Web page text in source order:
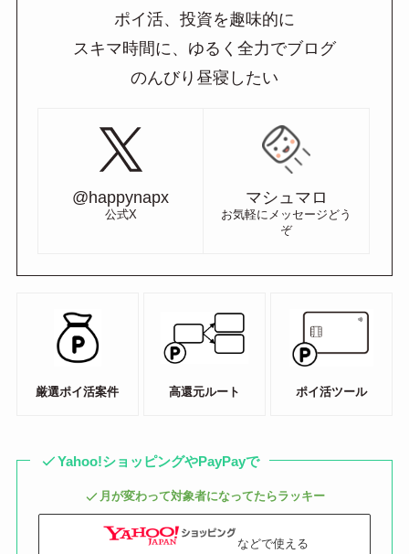
ポイ活、投資を趣味的に
スキマ時間に、ゆるく全力でブログ
のんびり昼寝したい
@happynapx
公式X
マシュマロ
お気軽にメッセージどう
ぞ
厳選ポイ活案件 高還元ルート ポイ活ツール
Yahoo!ショッピングやPayPayで
月が変わって対象者になってたらラッキー
などで使える